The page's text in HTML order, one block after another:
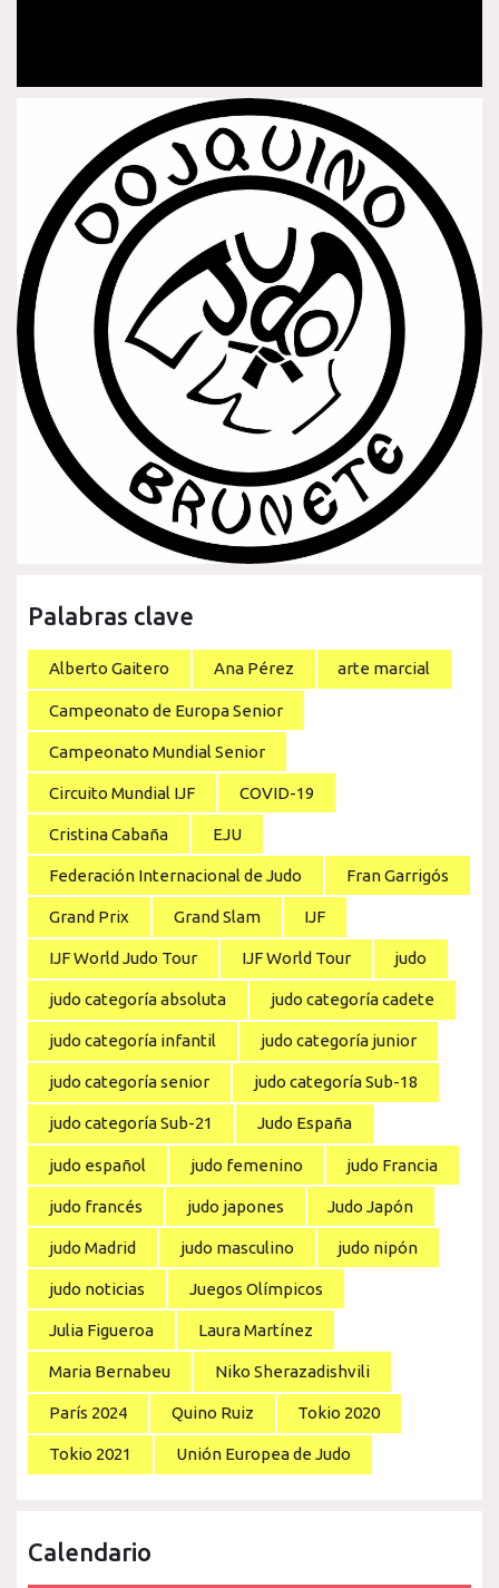
Palabras clave
Alberto Gaitero Ana Pérez arte marcial
Campeonato de Europa Senior
Campeonato Mundial Senior
Circuito Mundial IJF COVID-19
Cristina Cabaña EJU
Federación Internacional de Judo Fran Garrigós
Grand Prix Grand Slam IJF
IJF World Judo Tour IJF World Tour judo
judo categoría absoluta judo categoría cadete
judo categoría infantil judo categoría junior
judo categoría senior judo categoría Sub-18
judo categoría Sub-21 Judo España
judo español judo femenino judo Francia
judo francés judo japones Judo Japón
judo Madrid judo masculino judo nipón
judo noticias Juegos Olímpicos
Julia Figueroa Laura Martínez
Maria Bernabeu Niko Sherazadishvili
París 2024 Quino Ruiz Tokio 2020
Tokio 2021 Unión Europea de Judo
Calendario